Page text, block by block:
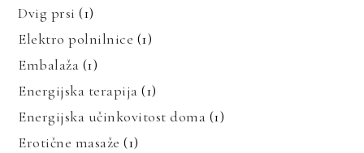
Dvig prsi (1)
Elektro polnilnice (1)
Embalaža (1)
Energijska terapija (1)
Energijska učinkovitost doma (1)
Erotične masaže (1)